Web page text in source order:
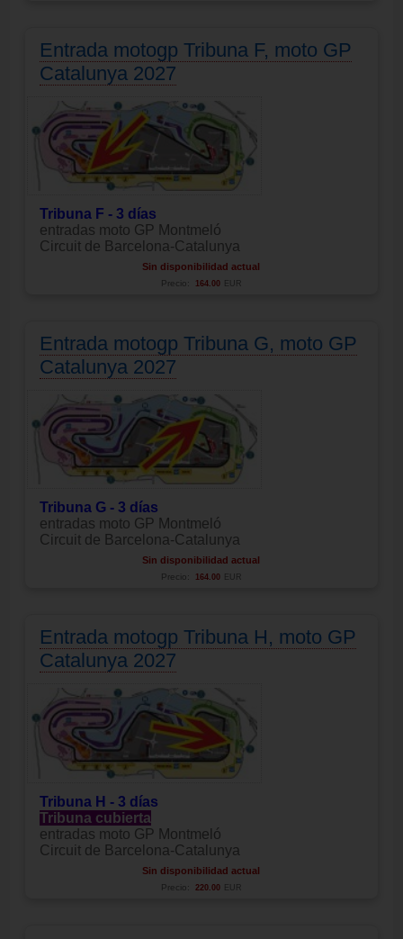
Entrada motogp Tribuna F, moto GP
Catalunya 2027
Tribuna F - 3 días
entradas moto GP Montmeló
Circuit de Barcelona-Catalunya
Sin disponibilidad actual
Precio: 164.00 EUR
Entrada motogp Tribuna G, moto GP
Catalunya 2027
Tribuna G - 3 días
entradas moto GP Montmeló
Circuit de Barcelona-Catalunya
Sin disponibilidad actual
Precio: 164.00 EUR
Entrada motogp Tribuna H, moto GP
Catalunya 2027
Tribuna H - 3 días
Tribuna cubierta
entradas moto GP Montmeló
Circuit de Barcelona-Catalunya
Sin disponibilidad actual
Precio: 220.00 EUR